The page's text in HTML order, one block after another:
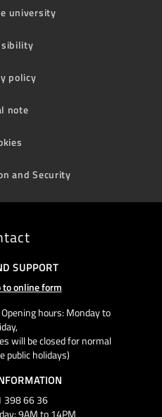
university
policy
note
and Security
SUPPORT
to online form
hours: Monday to
will be closed for normal
public holidays)
398 66 36
9AM to 14PM